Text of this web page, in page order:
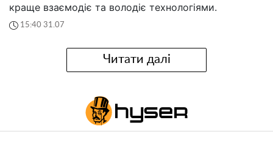
краще взаємодіє та володіє технологіями.
15:40 31.07
Читати далі